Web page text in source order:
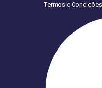
Termos e Condições